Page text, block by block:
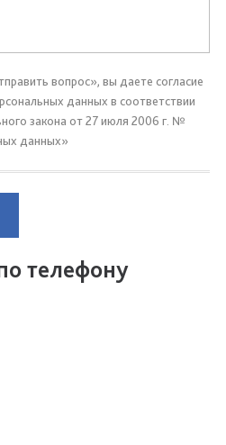
вопрос», вы даете согласие
данных в соответствии
закона от 27 июля 2006 г. №
данных»
телефону